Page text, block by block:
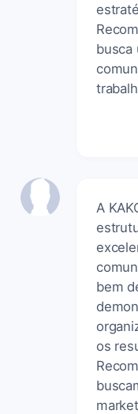
busca
A
bem
os